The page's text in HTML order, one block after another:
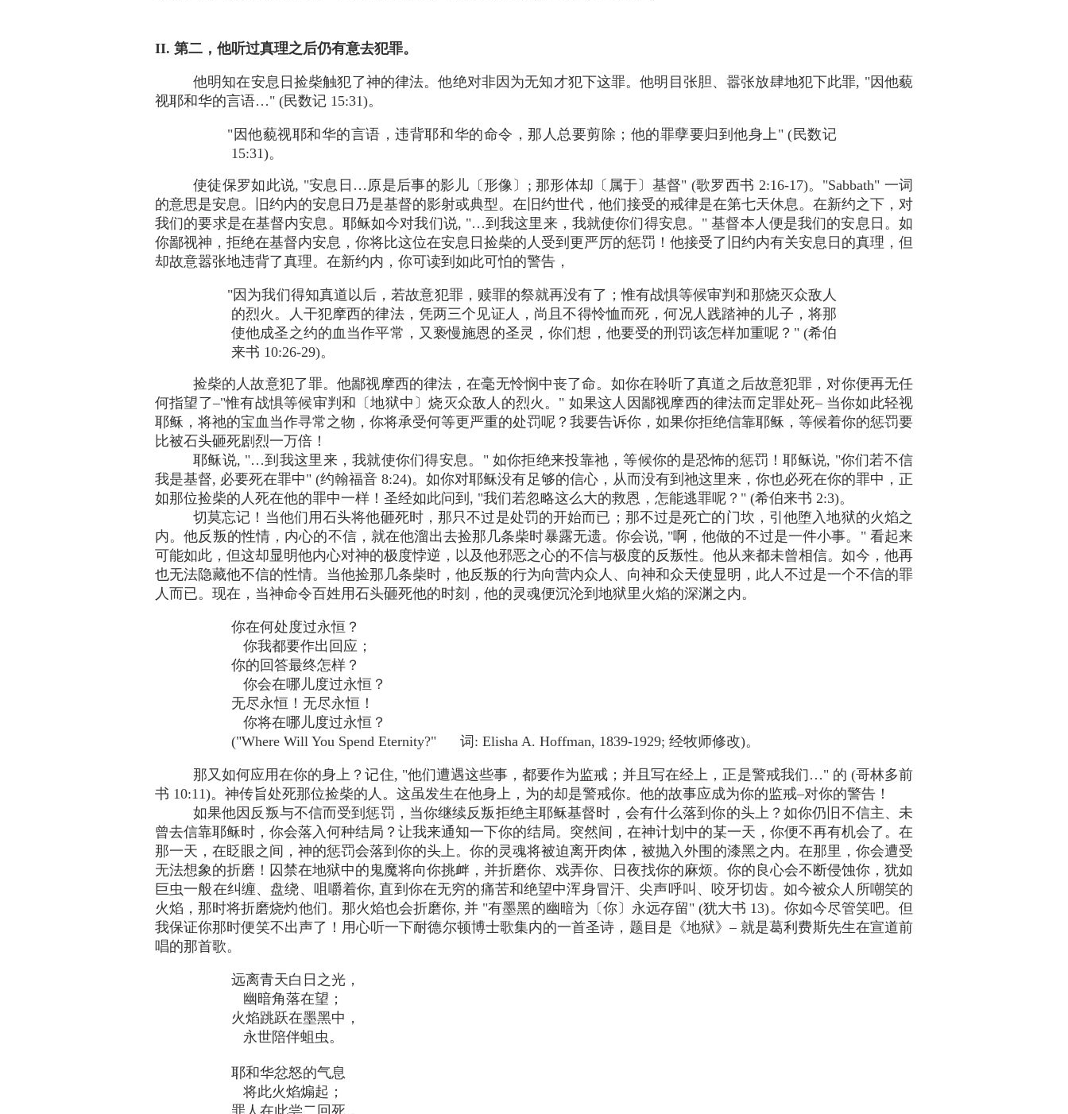
II. 第二，他听过真理之后仍有意去犯罪。
他明知在安息日捡柴触犯了神的律法。他绝对非因为无知才犯下这罪。他明目张胆、嚣张放肆地犯下此罪, "因他藐
视耶和华的言语…" (民数记 15:31)。
"因他藐视耶和华的言语，违背耶和华的命令，那人总要剪除；他的罪孽要归到他身上" (民数记
15:31)。
使徒保罗如此说, "安息日…原是后事的影儿〔形像〕; 那形体却〔属于〕基督" (歌罗西书 2:16-17)。"Sabbath" 一词
的意思是安息。旧约内的安息日乃是基督的影射或典型。在旧约世代，他们接受的戒律是在第七天休息。在新约之下，对
我们的要求是在基督内安息。耶稣如今对我们说, "…到我这里来，我就使你们得安息。" 基督本人便是我们的安息日。如
你鄙视神，拒绝在基督内安息，你将比这位在安息日捡柴的人受到更严厉的惩罚！他接受了旧约内有关安息日的真理，但
却故意嚣张地违背了真理。在新约内，你可读到如此可怕的警告，
"因为我们得知真道以后，若故意犯罪，赎罪的祭就再没有了；惟有战惧等候审判和那烧灭众敌人
的烈火。人干犯摩西的律法，凭两三个见证人，尚且不得怜恤而死，何况人践踏神的儿子，将那
使他成圣之约的血当作平常，又亵慢施恩的圣灵，你们想，他要受的刑罚该怎样加重呢？" (希伯
来书 10:26-29)。
捡柴的人故意犯了罪。他鄙视摩西的律法，在毫无怜悯中丧了命。如你在聆听了真道之后故意犯罪，对你便再无任
何指望了–"惟有战惧等候审判和〔地狱中〕烧灭众敌人的烈火。" 如果这人因鄙视摩西的律法而定罪处死– 当你如此轻视
耶稣，将祂的宝血当作寻常之物，你将承受何等更严重的处罚呢？我要告诉你，如果你拒绝信靠耶稣，等候着你的惩罚要
比被石头砸死剧烈一万倍！
耶稣说, "…到我这里来，我就使你们得安息。" 如你拒绝来投靠祂，等候你的是恐怖的惩罚！耶稣说, "你们若不信
我是基督, 必要死在罪中" (约翰福音 8:24)。如你对耶稣没有足够的信心，从而没有到祂这里来，你也必死在你的罪中，正
如那位捡柴的人死在他的罪中一样！圣经如此问到, "我们若忽略这么大的救恩，怎能逃罪呢？" (希伯来书 2:3)。
切莫忘记！当他们用石头将他砸死时，那只不过是处罚的开始而已；那不过是死亡的门坎，引他堕入地狱的火焰之
内。他反叛的性情，内心的不信，就在他溜出去捡那几条柴时暴露无遗。你会说, "啊，他做的不过是一件小事。" 看起来
可能如此，但这却显明他内心对神的极度悖逆，以及他邪恶之心的不信与极度的反叛性。他从来都未曾相信。如今，他再
也无法隐藏他不信的性情。当他捡那几条柴时，他反叛的行为向营内众人、向神和众天使显明，此人不过是一个不信的罪
人而已。现在，当神命令百姓用石头砸死他的时刻，他的灵魂便沉沦到地狱里火焰的深渊之内。
你在何处度过永恒？
你我都要作出回应；
你的回答最终怎样？
你会在哪儿度过永恒？
无尽永恒！无尽永恒！
你将在哪儿度过永恒？
("Where Will You Spend Eternity?" 词: Elisha A. Hoffman, 1839-1929; 经牧师修改)。
那又如何应用在你的身上？记住, "他们遭遇这些事，都要作为监戒；并且写在经上，正是警戒我们…" 的 (哥林多前
书 10:11)。神传旨处死那位捡柴的人。这虽发生在他身上，为的却是警戒你。他的故事应成为你的监戒–对你的警告！
如果他因反叛与不信而受到惩罚，当你继续反叛拒绝主耶稣基督时，会有什么落到你的头上？如你仍旧不信主、未
曾去信靠耶稣时，你会落入何种结局？让我来通知一下你的结局。突然间，在神计划中的某一天，你便不再有机会了。在
那一天，在眨眼之间，神的惩罚会落到你的头上。你的灵魂将被迫离开肉体，被抛入外围的漆黑之内。在那里，你会遭受
无法想象的折磨！囚禁在地狱中的鬼魔将向你挑衅，并折磨你、戏弄你、日夜找你的麻烦。你的良心会不断侵蚀你，犹如
巨虫一般在纠缠、盘绕、咀嚼着你, 直到你在无穷的痛苦和绝望中浑身冒汗、尖声呼叫、咬牙切齿。如今被众人所嘲笑的
火焰，那时将折磨烧灼他们。那火焰也会折磨你, 并 "有墨黑的幽暗为〔你〕永远存留" (犹大书 13)。你如今尽管笑吧。但
我保证你那时便笑不出声了！用心听一下耐德尔顿博士歌集内的一首圣诗，题目是《地狱》– 就是葛利费斯先生在宣道前
唱的那首歌。
远离青天白日之光，
幽暗角落在望；
火焰跳跃在墨黑中，
永世陪伴蛆虫。
耶和华忿怒的气息
将此火焰煽起；
罪人在此尝二回死，